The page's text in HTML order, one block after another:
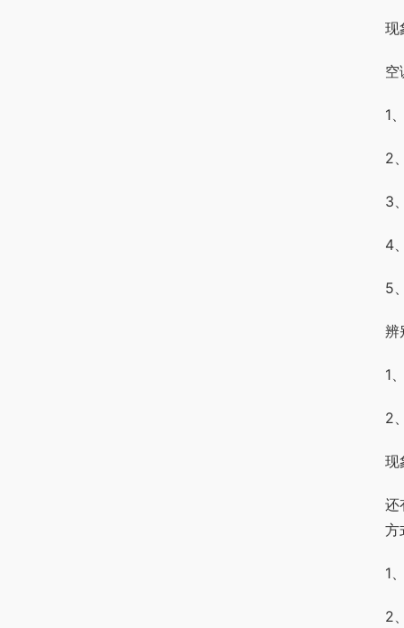
现
空
1
2
3
4
5
辨
1
2
现
还
方
1
2